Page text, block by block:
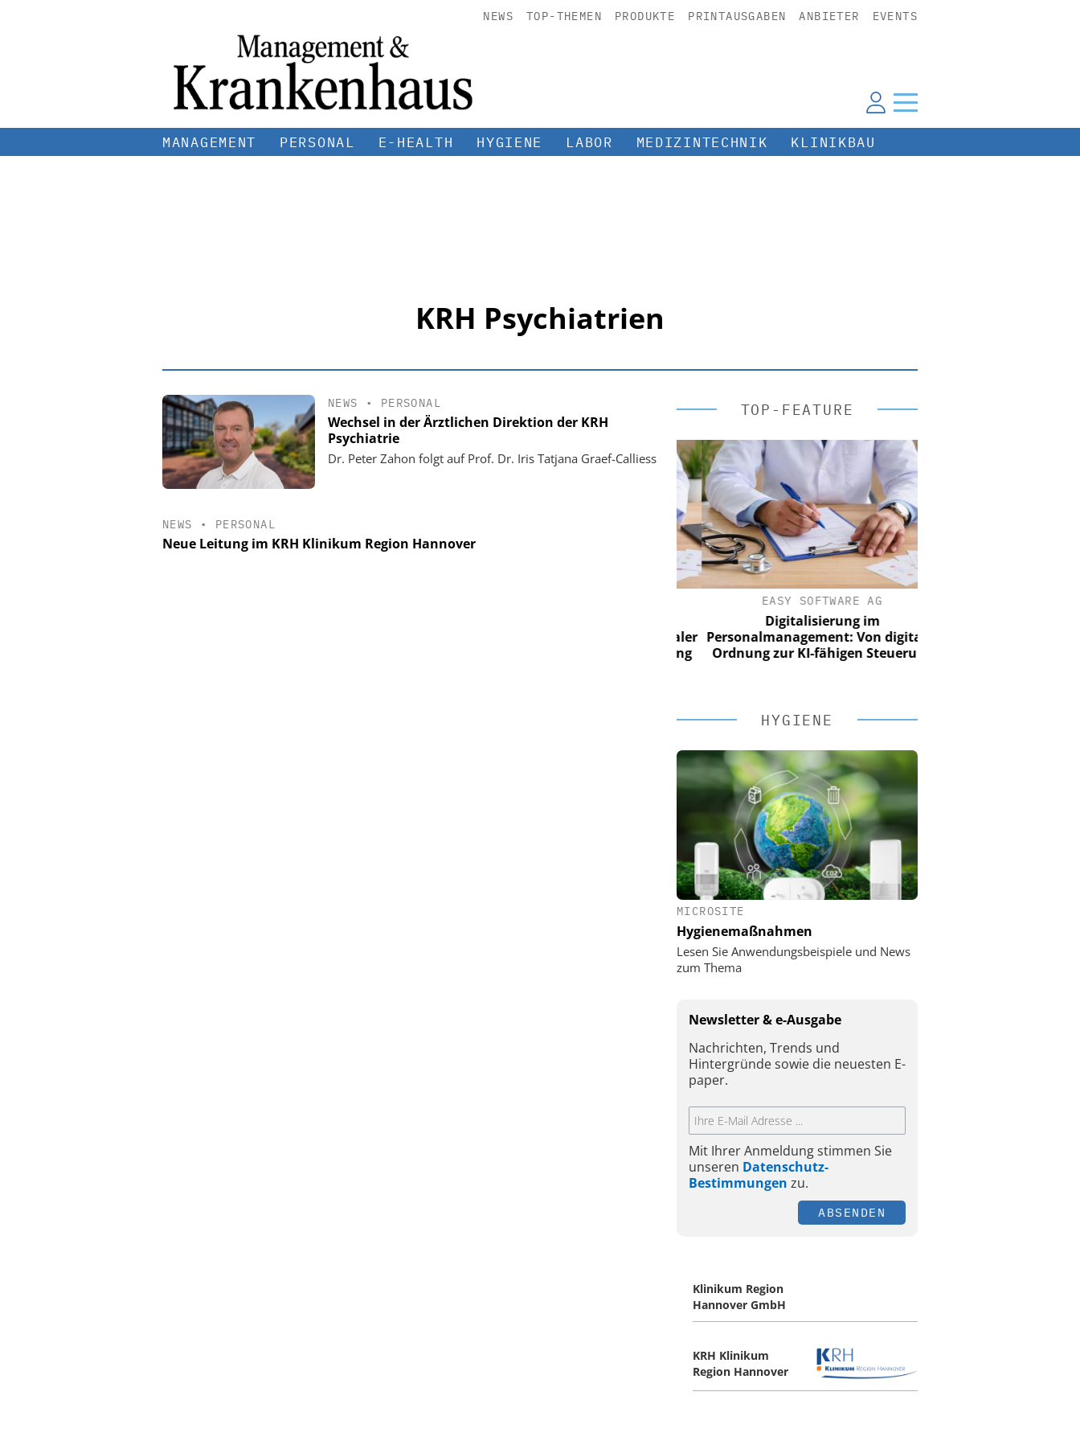
NEWS TOP-THEMEN PRODUKTE PRINTAUSGABEN ANBIETER EVENTS
MANAGEMENT PERSONAL E-HEALTH HYGIENE LABOR MEDIZINTECHNIK KLINIKBAU
KRH Psychiatrien
NEWS • PERSONAL
Wechsel in der Ärztlichen Direktion der KRH
Psychiatrie
Dr. Peter Zahon folgt auf Prof. Dr. Iris Tatjana Graef-Calliess
NEWS • PERSONAL
Neue Leitung im KRH Klinikum Region Hannover
TOP-FEATURE
EASY SOFTWARE AG
Digitalisierung im
Personalmanagement: Von digitaler
Ordnung zur KI-fähigen Steuerung
HYGIENE
MICROSITE
Hygienemaßnahmen
Lesen Sie Anwendungsbeispiele und News
zum Thema
Newsletter & e-Ausgabe
Nachrichten, Trends und
Hintergründe sowie die neuesten E-
paper.
Mit Ihrer Anmeldung stimmen Sie
unseren Datenschutz-
Bestimmungen zu.
ABSENDEN
Klinikum Region
Hannover GmbH
KRH Klinikum
Region Hannover